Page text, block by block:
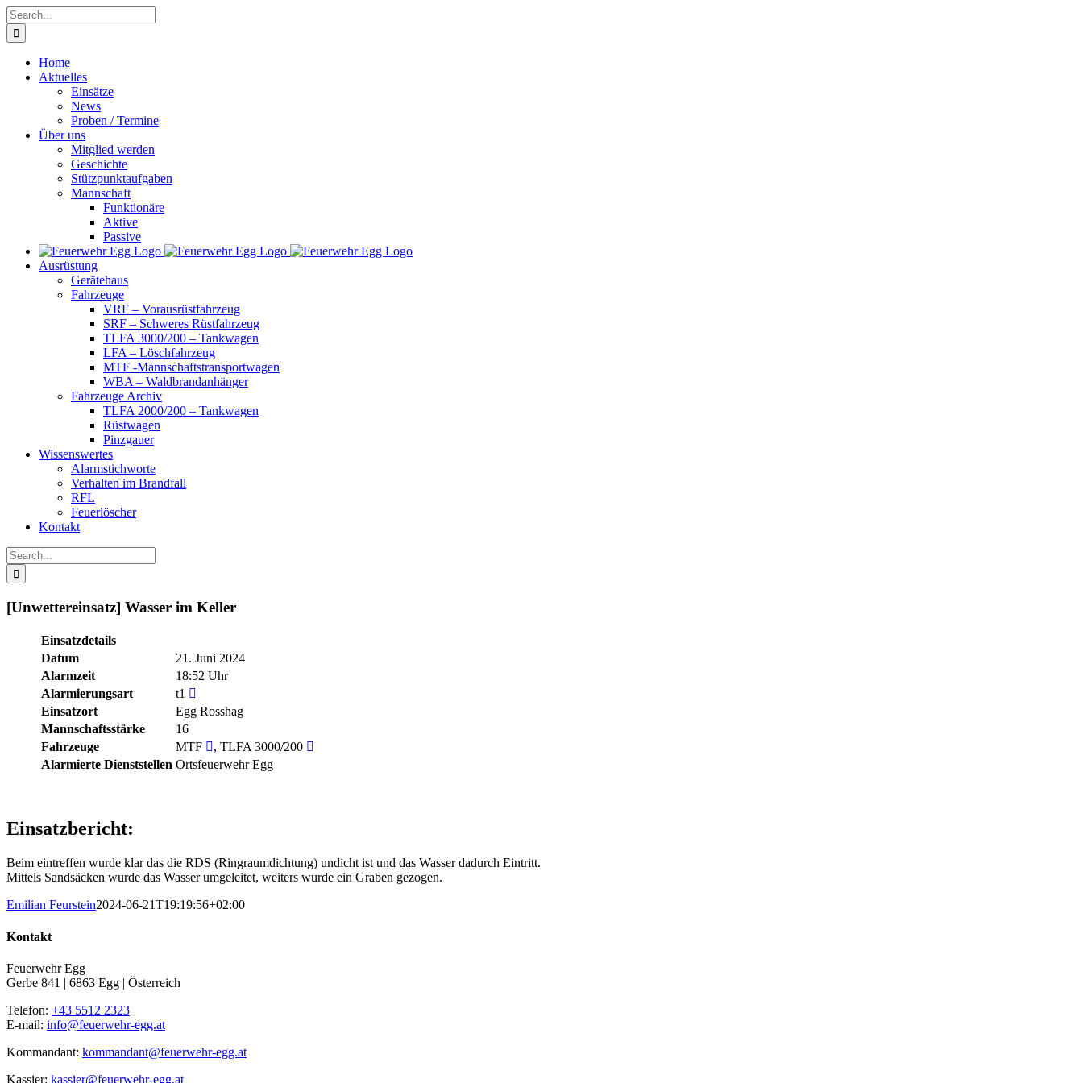
Skip
to
content
Search
for:
Home
Aktuelles
Einsätze
News
Proben / Termine
Über uns
Mitglied werden
Geschichte
Stützpunktaufgaben
Mannschaft
Funktionäre
Aktive
Passive
Ausrüstung
Gerätehaus
Fahrzeuge
VRF – Vorausrüstfahrzeug
SRF – Schweres Rüstfahrzeug
TLFA 3000/200 – Tankwagen
LFA – Löschfahrzeug
MTF -Mannschaftstransportwagen
WBA – Waldbrandanhänger
Fahrzeuge Archiv
TLFA 2000/200 – Tankwagen
Rüstwagen
Pinzgauer
Wissenswertes
Alarmstichworte
Verhalten im Brandfall
RFL
Feuerlöscher
Kontakt
Search
for:
[Unwettereinsatz] Wasser im Keller
Einsatzdetails
Datum
21. Juni 2024
Alarmzeit
18:52 Uhr
Alarmierungsart
t1
Einsatzort
Egg Rosshag
Mannschaftsstärke
16
Fahrzeuge
MTF
, TLFA 3000/200
Alarmierte Dienststellen Ortsfeuerwehr Egg
Einsatzbericht:
Beim eintreffen wurde klar das die RDS (Ringraumdichtung) undicht ist und das Wasser dadurch Eintritt.
Mittels Sandsäcken wurde das Wasser umgeleitet, weiters wurde ein Graben gezogen.
Emilian Feurstein2024-06-21T19:19:56+02:00
Kontakt
Feuerwehr Egg
Gerbe 841 | 6863 Egg | Österreich
Telefon: +43 5512 2323
E-mail: info@feuerwehr-egg.at
Kommandant: kommandant@feuerwehr-egg.at
Kassier: kassier@feuerwehr-egg.at